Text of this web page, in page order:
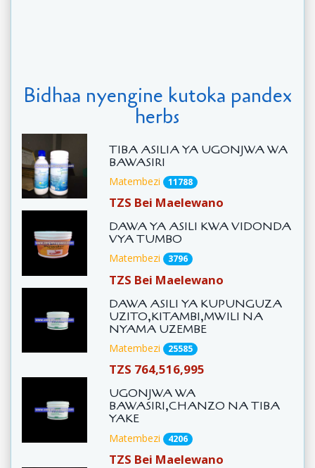
Bidhaa nyengine kutoka pandex
herbs
TIBA ASILIA YA UGONJWA WA
BAWASIRI
Matembezi 11788
TZS Bei Maelewano
DAWA YA ASILI KWA VIDONDA
VYA TUMBO
Matembezi 3796
TZS Bei Maelewano
DAWA ASILI YA KUPUNGUZA
UZITO,KITAMBI,MWILI NA
NYAMA UZEMBE
Matembezi 25585
TZS 764,516,995
UGONJWA WA
BAWASIRI,CHANZO NA TIBA
YAKE
Matembezi 4206
TZS Bei Maelewano